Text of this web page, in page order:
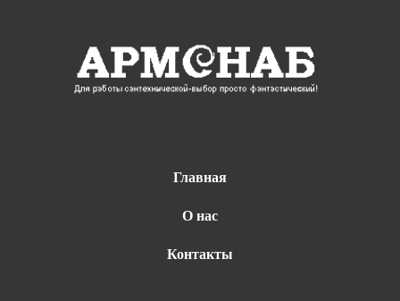
Главная
О нас
Контакты